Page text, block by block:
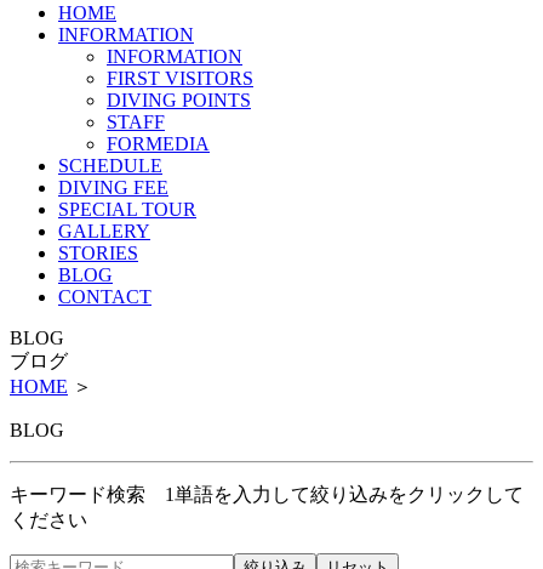
HOME
INFORMATION
INFORMATION
FIRST VISITORS
DIVING POINTS
STAFF
FORMEDIA
SCHEDULE
DIVING FEE
SPECIAL TOUR
GALLERY
STORIES
BLOG
CONTACT
BLOG
ブログ
HOME ＞
BLOG
キーワード検索 1単語を入力して絞り込みをクリックして
ください